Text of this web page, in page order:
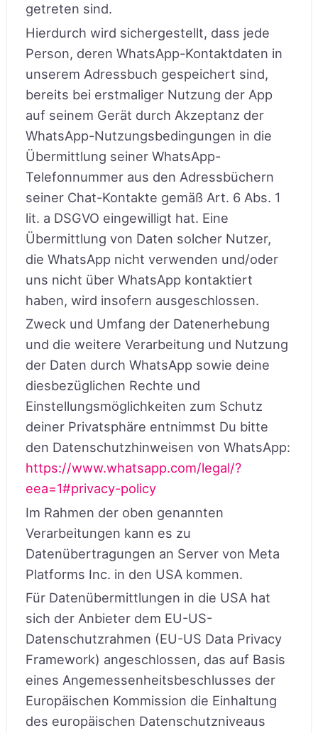
getreten sind.
Hierdurch wird sichergestellt, dass jede
Person, deren WhatsApp-Kontaktdaten in
unserem Adressbuch gespeichert sind,
bereits bei erstmaliger Nutzung der App
auf seinem Gerät durch Akzeptanz der
WhatsApp-Nutzungsbedingungen in die
Übermittlung seiner WhatsApp-
Telefonnummer aus den Adressbüchern
seiner Chat-Kontakte gemäß Art. 6 Abs. 1
lit. a DSGVO eingewilligt hat. Eine
Übermittlung von Daten solcher Nutzer,
die WhatsApp nicht verwenden und/oder
uns nicht über WhatsApp kontaktiert
haben, wird insofern ausgeschlossen.
Zweck und Umfang der Datenerhebung
und die weitere Verarbeitung und Nutzung
der Daten durch WhatsApp sowie deine
diesbezüglichen Rechte und
Einstellungsmöglichkeiten zum Schutz
deiner Privatsphäre entnimmst Du bitte
den Datenschutzhinweisen von WhatsApp:
https://www.whatsapp.com/legal/?
eea=1#privacy-policy
Im Rahmen der oben genannten
Verarbeitungen kann es zu
Datenübertragungen an Server von Meta
Platforms Inc. in den USA kommen.
Für Datenübermittlungen in die USA hat
sich der Anbieter dem EU-US-
Datenschutzrahmen (EU-US Data Privacy
Framework) angeschlossen, das auf Basis
eines Angemessenheitsbeschlusses der
Europäischen Kommission die Einhaltung
des europäischen Datenschutzniveaus